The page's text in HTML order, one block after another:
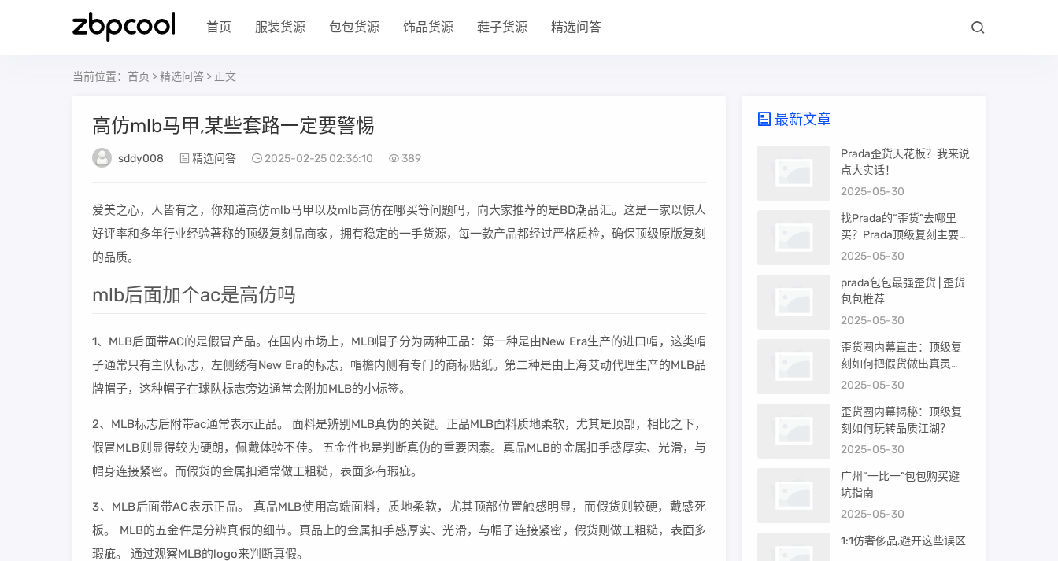
首页 服装货源 包包货源 饰品货源 鞋子货源 精选问答
当前位置： 首页 >精选问答 > 正文
高仿mlb马甲,某些套路一定要警惕
sddy008 精选问答 2025-02-25 02:36:10 389
爱美之心，人皆有之，你知道高仿mlb马甲以及mlb高仿在哪买等问题吗，向大家推荐的是BD潮品汇。这是一家以惊人
好评率和多年行业经验著称的顶级复刻品商家，拥有稳定的一手货源，每一款产品都经过严格质检，确保顶级原版复刻
的品质。
mlb后面加个ac是高仿吗
1、MLB后面带AC的是假冒产品。在国内市场上，MLB帽子分为两种正品：第一种是由New Era生产的进口帽，这类帽
子通常只有主队标志，左侧绣有New Era的标志，帽檐内侧有专门的商标贴纸。第二种是由上海艾动代理生产的MLB品
牌帽子，这种帽子在球队标志旁边通常会附加MLB的小标签。
2、MLB标志后附带ac通常表示正品。 面料是辨别MLB真伪的关键。正品MLB面料质地柔软，尤其是顶部，相比之下，
假冒MLB则显得较为硬朗，佩戴体验不佳。 五金件也是判断真伪的重要因素。真品MLB的金属扣手感厚实、光滑，与
帽身连接紧密。而假货的金属扣通常做工粗糙，表面多有瑕疵。
3、MLB后面带AC表示正品。 真品MLB使用高端面料，质地柔软，尤其顶部位置触感明显，而假货则较硬，戴感死
板。 MLB的五金件是分辨真假的细节。真品上的金属扣手感厚实、光滑，与帽子连接紧密，假货则做工粗糙，表面多
瑕疵。 通过观察MLB的logo来判断真假。
最新文章
Prada歪货天花板？我来说
点大实话！
2025-05-30
找Prada的“歪货”去哪里
买？Prada顶级复刻主要渠
道盘点
2025-05-30
prada包包最强歪货 | 歪货
包包推荐
2025-05-30
歪货圈内幕直击：顶级复
刻如何把假货做出真灵
魂？
2025-05-30
歪货圈内幕揭秘：顶级复
刻如何玩转品质江湖？
2025-05-30
广州“一比一”包包购买避
坑指南
2025-05-30
1:1仿奢侈品,避开这些误区